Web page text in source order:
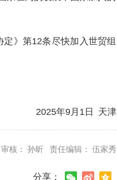
》第12条尽快加入世贸组
2025年9月1日 天津
审核： 孙昕 责任编辑： 伍家秀
分享：